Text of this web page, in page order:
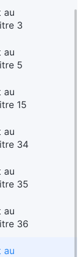
au
3
au
5
au
15
au
34
au
35
au
36
au